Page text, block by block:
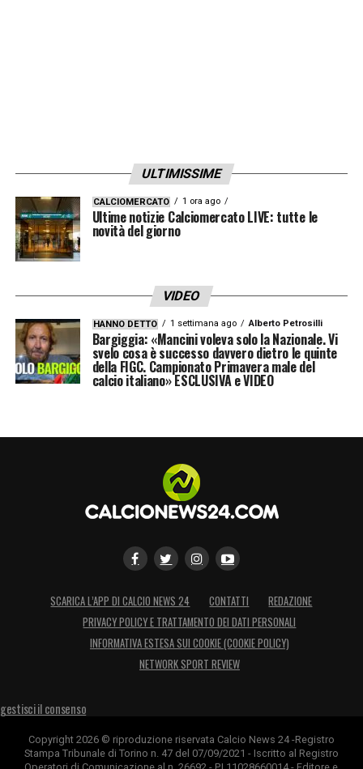
genere resta sempre quel senso di vuoto che
rende difficile trovare spiegazioni immediate.
Nato in Marocco, viveva a Madrid ed era
molto apprezzato sia dai colleghi sia dalle
LaFederazione Reale di Castiglia e Leon
comunicato la notizia attraverso i propri
canali ufficiali, esprimendovicinanza alla
LA PLAYLIST DELLE NOSTRE TOP NEWS
ULTIMISSIME
CALCIOMERCATO 1 ora ago
Ultime notizie Calciomercato LIVE: tutte le
novità del giorno
VIDEO
HANNO DETTO 1 settimana ago Alberto Petrosilli
Bargiggia: «Mancini voleva solo la Nazionale. Vi
svelo cosa è successo davvero dietro le quinte
della FIGC. Campionato Primavera male del
calcio italiano» ESCLUSIVA e VIDEO
SCARICA L’APP DI CALCIO NEWS 24 CONTATTI
REDAZIONE
PRIVACY POLICY E TRATTAMENTO DEI DATI PERSONALI
INFORMATIVA ESTESA SUI COOKIE (COOKIE POLICY)
NETWORK SPORT REVIEW
gestisci il consenso
Copyright 2026 © riproduzione riservata Calcio News 24 -Registro
Stampa Tribunale di Torino n. 47 del 07/09/2021 - Iscritto al Registro